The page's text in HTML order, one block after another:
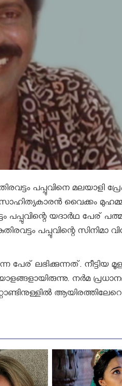
പപ്പുവിനെ മലയാളി
സാഹിത്യകാരന്‍ വൈക്കം
യദാർഥ പേര്
പപ്പുവിന്റെ സിനിമാ
പേര് ലഭിക്കുന്നത്.
നര്‍മ